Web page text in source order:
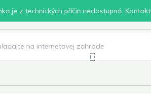
je z technických příčin nedostupná.